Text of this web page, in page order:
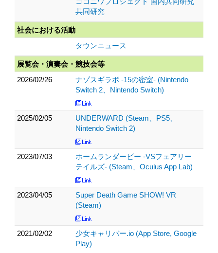
共同研究
社会における活動
タウンニュース
展覧会・演奏会・競技会等
2026/02/26
ナゾスギラボ -15の密室- (Nintendo
Switch 2、Nintendo Switch)
2025/02/05
UNDERWARD (Steam、PS5、
Nintendo Switch 2)
2023/07/03
ホームランダービー -VSフェアリー
テイルズ- (Steam、Oculus App Lab)
2023/04/05
Super Death Game SHOW! VR
(Steam)
2021/02/02
少女キャリバー.io (App Store, Google
Play)